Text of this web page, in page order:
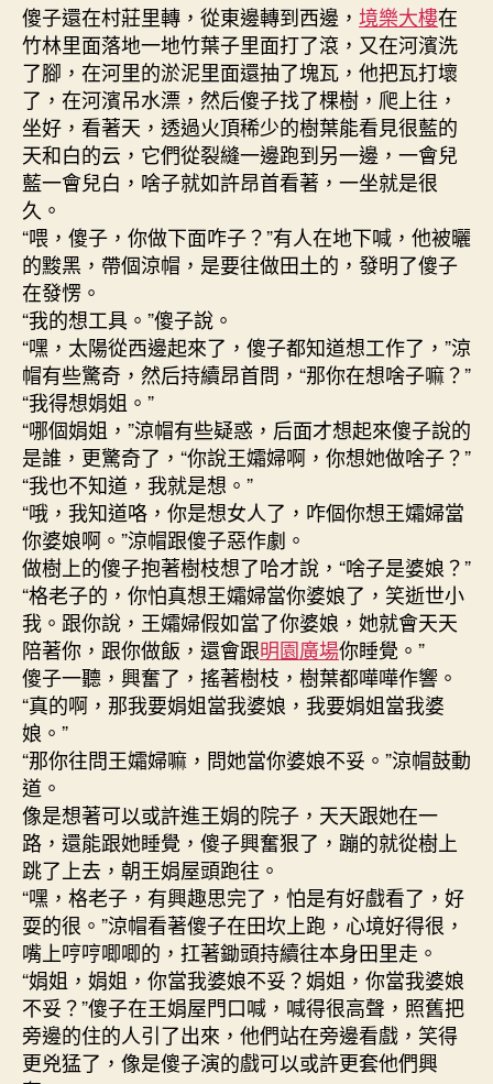
傻子還在村莊里轉，從東邊轉到西邊， 境樂大樓在
竹林里面落地一地竹葉子里面打了滾，又在河濱洗
了腳，在河里的淤泥里面還抽了塊瓦，他把瓦打壞
了，在河濱吊水漂，然后傻子找了棵樹，爬上往，
坐好，看著天，透過火頂稀少的樹葉能看見很藍的
天和白的云，它們從裂縫一邊跑到另一邊，一會兒
藍一會兒白，啥子就如許昂首看著，一坐就是很
久。
“喂，傻子，你做下面咋子？”有人在地下喊，他被曬
的黢黑，帶個涼帽，是要往做田土的，發明了傻子
在發愣。
“我的想工具。”傻子說。
“嘿，太陽從西邊起來了，傻子都知道想工作了，”涼
帽有些驚奇，然后持續昂首問，“那你在想啥子嘛？”
“我得想娟姐。”
“哪個娟姐，”涼帽有些疑惑，后面才想起來傻子說的
是誰，更驚奇了，“你說王孀婦啊，你想她做啥子？”
“我也不知道，我就是想。”
“哦，我知道咯，你是想女人了，咋個你想王孀婦當
你婆娘啊。”涼帽跟傻子惡作劇。
做樹上的傻子抱著樹枝想了哈才說，“啥子是婆娘？”
“格老子的，你怕真想王孀婦當你婆娘了，笑逝世小
我。跟你說，王孀婦假如當了你婆娘，她就會天天
陪著你，跟你做飯，還會跟明園廣場你睡覺。”
傻子一聽，興奮了，搖著樹枝，樹葉都嘩嘩作響。
“真的啊，那我要娟姐當我婆娘，我要娟姐當我婆
娘。”
“那你往問王孀婦嘛，問她當你婆娘不妥。”涼帽鼓動
道。
像是想著可以或許進王娟的院子，天天跟她在一
路，還能跟她睡覺，傻子興奮狠了，蹦的就從樹上
跳了上去，朝王娟屋頭跑往。
“嘿，格老子，有興趣思完了，怕是有好戲看了，好
耍的很。”涼帽看著傻子在田坎上跑，心境好得很，
嘴上哼哼唧唧的，扛著鋤頭持續往本身田里走。
“娟姐，娟姐，你當我婆娘不妥？娟姐，你當我婆娘
不妥？”傻子在王娟屋門口喊，喊得很高聲，照舊把
旁邊的住的人引了出來，他們站在旁邊看戲，笑得
更兇猛了，像是傻子演的戲可以或許更套他們興